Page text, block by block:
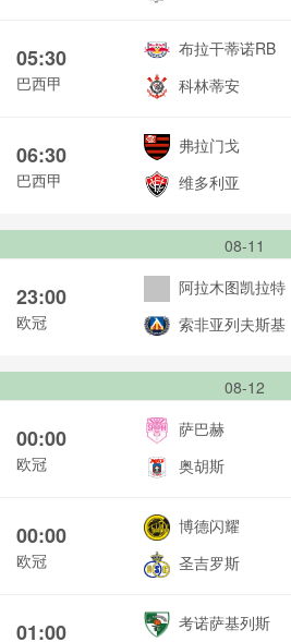
05:30
巴西甲
布拉干蒂诺RB
科林蒂安
06:30
巴西甲
弗拉门戈
维多利亚
08-11
23:00
欧冠
阿拉木图凯拉特
索非亚列夫斯基
08-12
00:00
欧冠
萨巴赫
奥胡斯
00:00
欧冠
博德闪耀
圣吉罗斯
01:00
考诺萨基列斯